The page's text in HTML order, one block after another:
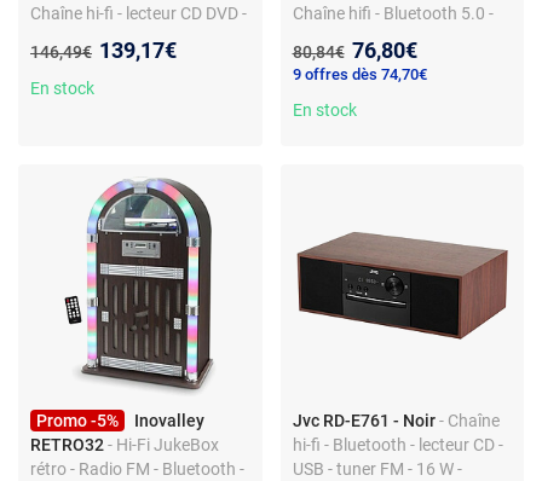
Chaîne hi-fi - lecteur CD DVD -
télécommande
Ancien prix :
146,49€ Nouveau prix :
139,17€
En stock
Chaîne hifi - Bluetooth 5.0 -
50 W - télécommande
Ancien prix :
80,84€ Nouveau prix :
76,80€
9 offres dès 74,70€
En stock
Promo -5%
Inovalley
RETRO32- Hi-Fi JukeBox
rétro - Radio FM - Bluetooth -
Jvc RD-E761 - Noir - Chaîne
hi-fi - Bluetooth - lecteur CD -
USB - tuner FM - 16 W -